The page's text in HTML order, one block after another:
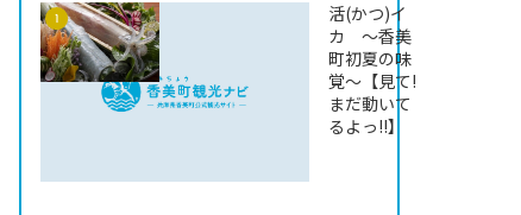
活(かつ)イ
カ ～香美
町初夏の味
覚～【見て!
まだ動いて
るよっ!!】